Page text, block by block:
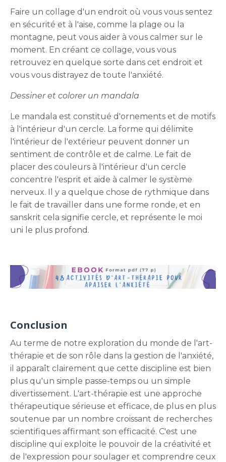
Faire un collage d'un endroit où vous vous sentez
en sécurité et à l'aise, comme la plage ou la
montagne, peut vous aider à vous calmer sur le
moment. En créant ce collage, vous vous
retrouvez en quelque sorte dans cet endroit et
vous vous distrayez de toute l'anxiété.
Dessiner et colorer un mandala
Le mandala est constitué d'ornements et de motifs
à l'intérieur d'un cercle. La forme qui délimite
l'intérieur de l'extérieur peuvent donner un
sentiment de contrôle et de calme. Le fait de
placer des couleurs à l'intérieur d'un cercle
concentre l'esprit et aide à calmer le système
nerveux. Il y a quelque chose de rythmique dans
le fait de travailler dans une forme ronde, et en
sanskrit cela signifie cercle, et représente le moi
uni le plus profond.
Conclusion
Au terme de notre exploration du monde de l'art-
thérapie et de son rôle dans la gestion de l'anxiété,
il apparaît clairement que cette discipline est bien
plus qu'un simple passe-temps ou un simple
divertissement. L'art-thérapie est une approche
thérapeutique sérieuse et efficace, de plus en plus
soutenue par un nombre croissant de recherches
scientifiques affirmant son efficacité. C'est une
discipline qui exploite le pouvoir de la créativité et
de l'expression pour soulager et comprendre ceux